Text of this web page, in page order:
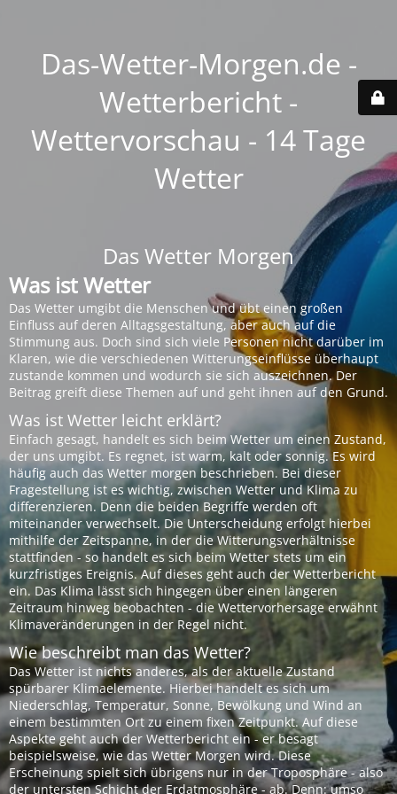
Das-Wetter-Morgen.de -
Wetterbericht -
Wettervorschau - 14 Tage
Wetter
Das Wetter Morgen
Was ist Wetter
Das Wetter umgibt die Menschen und übt einen großen
Einfluss auf deren Alltagsgestaltung, aber auch auf die
Stimmung aus. Doch sind sich viele Personen nicht darüber im
Klaren, wie die verschiedenen Witterungseinflüsse überhaupt
zustande kommen und wodurch sie sich auszeichnen. Der
Beitrag greift diese Themen auf und geht ihnen auf den Grund.
Was ist Wetter leicht erklärt?
Einfach gesagt, handelt es sich beim Wetter um einen Zustand,
der uns umgibt. Es regnet, ist warm, kalt oder sonnig. Es wird
häufig auch das Wetter morgen beschrieben. Bei dieser
Fragestellung ist es wichtig, zwischen Wetter und Klima zu
differenzieren. Denn die beiden Begriffe werden oft
miteinander verwechselt. Die Unterscheidung erfolgt hierbei
mithilfe der Zeitspanne, in der die Witterungsverhältnisse
stattfinden - so handelt es sich beim Wetter stets um ein
kurzfristiges Ereignis. Auf dieses geht auch der Wetterbericht
ein. Das Klima lässt sich hingegen über einen längeren
Zeitraum hinweg beobachten - die Wettervorhersage erwähnt
Klimaveränderungen in der Regel nicht.
Wie beschreibt man das Wetter?
Das Wetter ist nichts anderes, als der aktuelle Zustand
spürbarer Klimaelemente. Hierbei handelt es sich um
Niederschlag, Temperatur, Sonne, Bewölkung und Wind an
einem bestimmten Ort zu einem fixen Zeitpunkt. Auf diese
Aspekte geht auch der Wetterbericht ein - er besagt
beispielsweise, wie das Wetter Morgen wird. Diese
Erscheinung spielt sich übrigens nur in der Troposphäre - also
der untersten Schicht der Erdatmosphäre - ab. Denn: umso